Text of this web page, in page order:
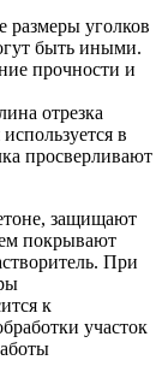
размеры уголков
быть иными.
прочности и
отрезка
в
просверливают
защищают
покрывают
При
к
участок